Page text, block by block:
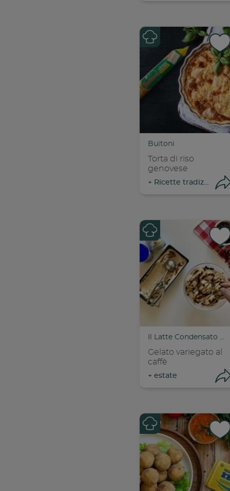
Buitoni
Torta di riso
genovese
+ Ricette tradizionali
Il Latte Condensato Nestlé
Gelato variegato al
caffè
+ estate